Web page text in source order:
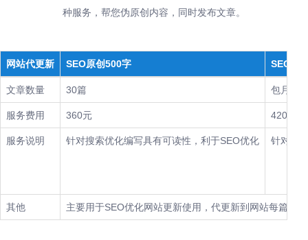
种服务，帮您伪原创内容，同时发布文章。
网站代更新 SEO原创500字 SEO原
文章数量 30篇 包月30
服务费用 360元 420元
服务说明 针对搜索优化编写具有可读性，利于SEO优化 针对搜
其他 主要用于SEO优化网站更新使用，代更新到网站每篇加2